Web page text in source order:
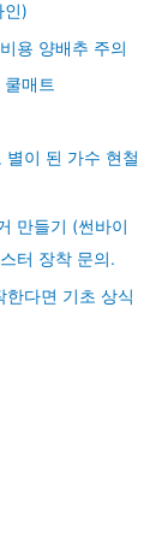
인)
용 양배추 주의
매트
별이 된 가수 현철
만들기 (썬바이
터 장착 문의.
다면 기초 상식